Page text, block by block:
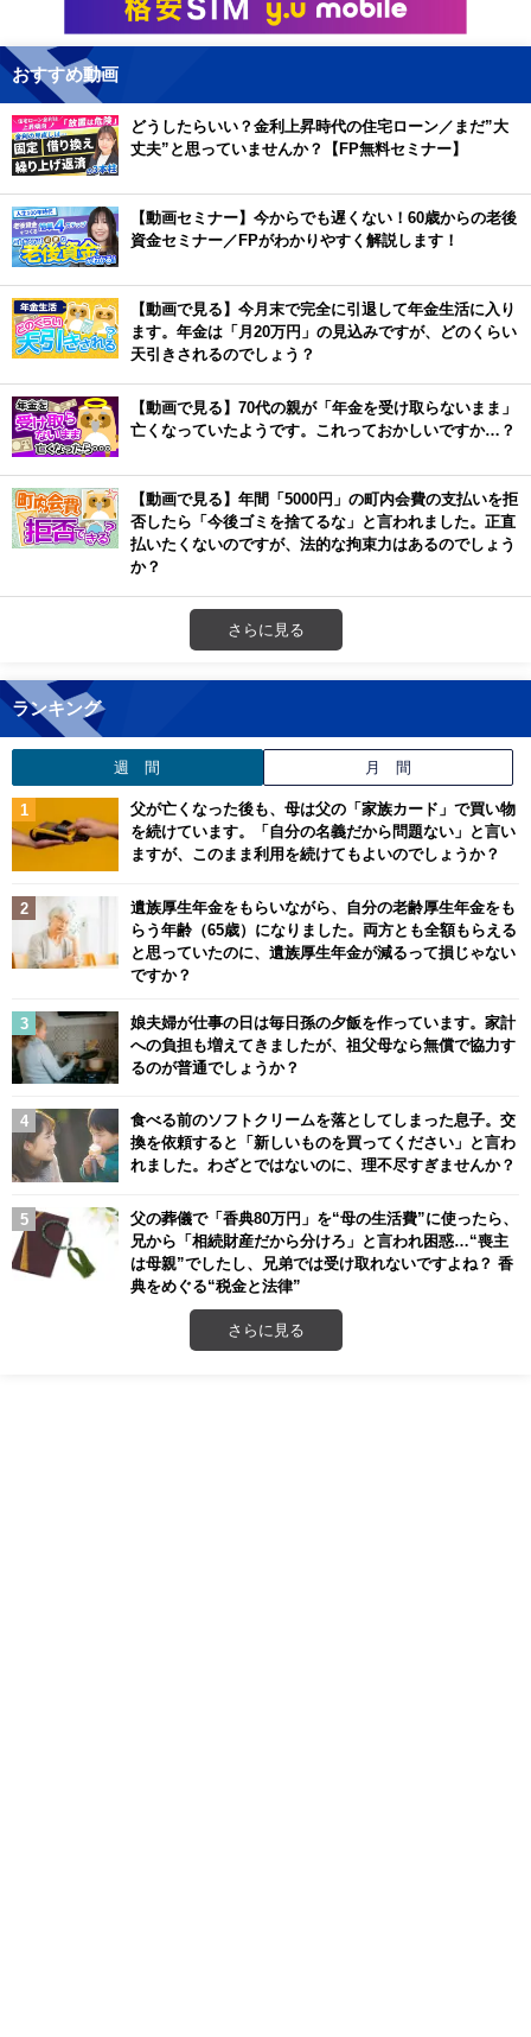
おすすめ動画
どうしたらいい？金利上昇時代の住宅ローン／まだ”大
丈夫”と思っていませんか？【FP無料セミナー】
【動画セミナー】今からでも遅くない！60歳からの老後
資金セミナー／FPがわかりやすく解説します！
【動画で見る】今月末で完全に引退して年金生活に入り
ます。年金は「月20万円」の見込みですが、どのくらい
天引きされるのでしょう？
【動画で見る】70代の親が「年金を受け取らないまま」
亡くなっていたようです。これっておかしいですか…？
【動画で見る】年間「5000円」の町内会費の支払いを拒
否したら「今後ゴミを捨てるな」と言われました。正直
払いたくないのですが、法的な拘束力はあるのでしょう
か？
さらに見る
ランキング
週 間 月 間
父が亡くなった後も、母は父の「家族カード」で買い物
を続けています。「自分の名義だから問題ない」と言い
ますが、このまま利用を続けてもよいのでしょうか？
遺族厚生年金をもらいながら、自分の老齢厚生年金をも
らう年齢（65歳）になりました。両方とも全額もらえる
と思っていたのに、遺族厚生年金が減るって損じゃない
ですか？
娘夫婦が仕事の日は毎日孫の夕飯を作っています。家計
への負担も増えてきましたが、祖父母なら無償で協力す
るのが普通でしょうか？
食べる前のソフトクリームを落としてしまった息子。交
換を依頼すると「新しいものを買ってください」と言わ
れました。わざとではないのに、理不尽すぎませんか？
父の葬儀で「香典80万円」を“母の生活費”に使ったら、
兄から「相続財産だから分けろ」と言われ困惑…“喪主
は母親”でしたし、兄弟では受け取れないですよね？ 香
典をめぐる“税金と法律”
さらに見る